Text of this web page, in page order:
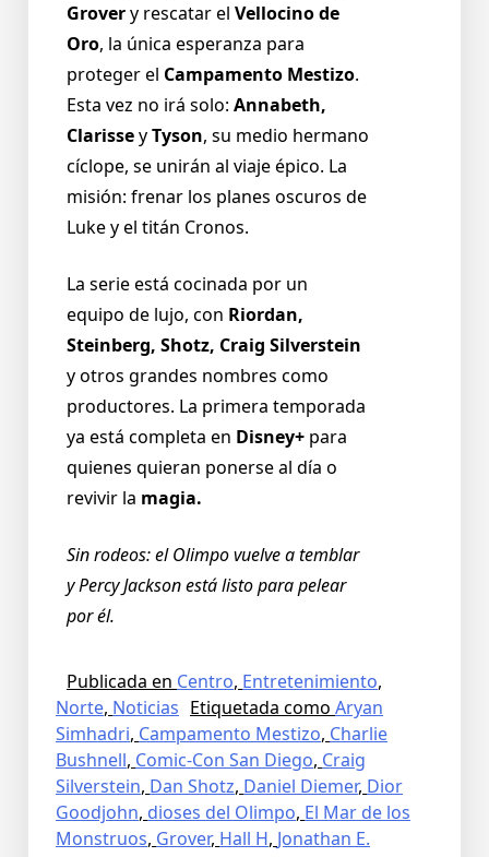
Grovery rescatar el Vellocino de
Oro, la única esperanza para
proteger el Campamento Mestizo.
Esta vez no irá solo: Annabeth,
ClarisseyTyson, su medio hermano
cíclope, se unirán al viaje épico. La
misión: frenar los planes oscuros de
Luke y el titán Cronos.
La serie está cocinada por un
equipo de lujo, con Riordan,
Steinberg, Shotz, Craig Silverstein
y otros grandes nombres como
productores. La primera temporada
ya está completa en Disney+ para
quienes quieran ponerse al día o
revivir la magia.
Sin rodeos: el Olimpo vuelve a temblar
y Percy Jackson está listo para pelear
por él.
Publicada en Centro, Entretenimiento,
Norte, Noticias Etiquetada como Aryan
Simhadri, Campamento Mestizo, Charlie
Bushnell, Comic-Con San Diego, Craig
Silverstein, Dan Shotz, Daniel Diemer, Dior
Goodjohn, dioses del Olimpo, El Mar de los
Monstruos, Grover, Hall H, Jonathan E.